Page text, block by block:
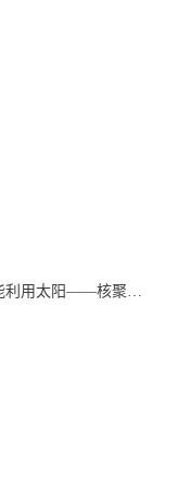
太阳能的再生 本实验将使人类有可能利用太阳——核聚变作动力产生能量